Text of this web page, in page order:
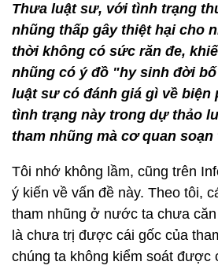
Thưa luật sư, với tình trạng
nhũng thấp gây thiệt hại cho
thời không có sức răn đe,
nhũng có ý đồ "hy sinh đời
luật sư có đánh giá gì về biện
tình trạng này trong dự thảo
tham nhũng mà cơ quan soạn
Tôi nhớ không lầm, cũng trên
ý kiến về vấn đề này. Theo tôi,
tham nhũng ở nước ta chưa
là chưa trị được cái gốc của
chúng ta không kiểm soát được